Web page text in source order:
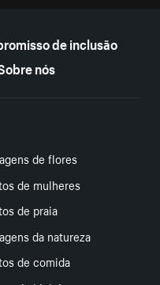
de inclusão
nós
de flores
de mulheres
de praia
da natureza
de comida